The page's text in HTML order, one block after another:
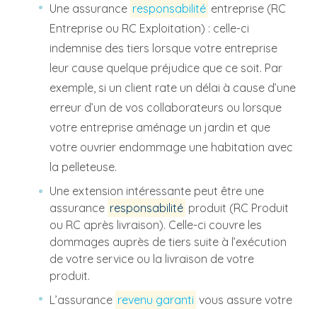
Une assurance responsabilité entreprise (RC
Entreprise ou RC Exploitation) : celle-ci
indemnise des tiers lorsque votre entreprise
leur cause quelque préjudice que ce soit. Par
exemple, si un client rate un délai à cause d’une
erreur d’un de vos collaborateurs ou lorsque
votre entreprise aménage un jardin et que
votre ouvrier endommage une habitation avec
la pelleteuse.
Une extension intéressante peut être une
assurance responsabilité produit (RC Produit
ou RC après livraison). Celle-ci couvre les
dommages auprès de tiers suite à l’exécution
de votre service ou la livraison de votre
produit.
L’assurance revenu garanti vous assure votre